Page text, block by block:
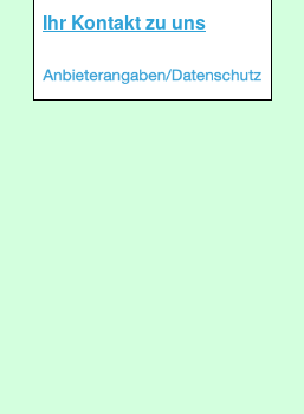
Ihr Kontakt zu uns